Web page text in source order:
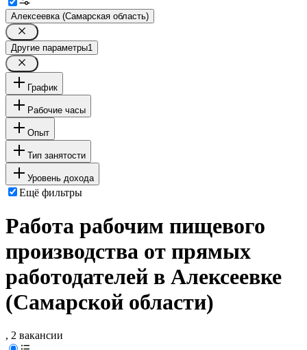
Алексеевка (Самарская область)
Другие параметры1
График
Рабочие часы
Опыт
Тип занятости
Уровень дохода
Ещё фильтры
Работа рабочим пищевого
производства от прямых
работодателей в Алексеевке
(Самарской области)
, 2 вакансии